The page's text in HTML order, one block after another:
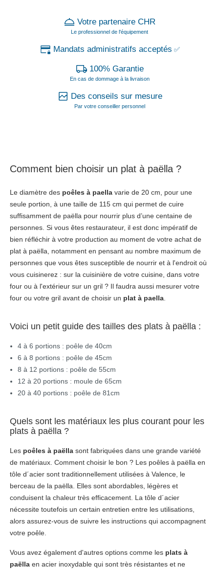
Votre partenaire CHR
Le professionnel de l'équipement
Mandats administratifs acceptés ✅
100% Garantie
En cas de dommage à la livraison
Des conseils sur mesure
Par votre conseiller personnel
Comment bien choisir un plat à paëlla ?
Le diamètre des poêles à paella varie de 20 cm, pour une
seule portion, à une taille de 115 cm qui permet de cuire
suffisamment de paëlla pour nourrir plus d’une centaine de
personnes. Si vous êtes restaurateur, il est donc impératif de
bien réfléchir à votre production au moment de votre achat de
plat à paëlla, notamment en pensant au nombre maximum de
personnes que vous êtes susceptible de nourrir et à l'endroit où
vous cuisinerez : sur la cuisinière de votre cuisine, dans votre
four ou à l'extérieur sur un gril ? Il faudra aussi mesurer votre
four ou votre gril avant de choisir un plat à paella.
Voici un petit guide des tailles des plats à paëlla :
4 à 6 portions : poêle de 40cm
6 à 8 portions : poêle de 45cm
8 à 12 portions : poêle de 55cm
12 à 20 portions : moule de 65cm
20 à 40 portions : poêle de 81cm
Quels sont les matériaux les plus courant pour les
plats à paëlla ?
Les poêles à paëlla sont fabriquées dans une grande variété
de matériaux. Comment choisir le bon ? Les poêles à paëlla en
tôle d´acier sont traditionnellement utilisées à Valence, le
berceau de la paëlla. Elles sont abordables, légères et
conduisent la chaleur très efficacement. La tôle d´acier
nécessite toutefois un certain entretien entre les utilisations,
alors assurez-vous de suivre les instructions qui accompagnent
votre poêle.
Vous avez également d'autres options comme les plats à
paëlla en acier inoxydable qui sont très résistantes et ne